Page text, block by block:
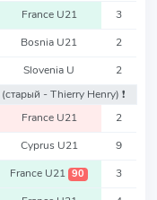
France U21 3
Bosnia U21 2
Slovenia U
2
(старый - Thierry Henry) ❗️
France U21 2
Cyprus U21 9
France U21 90 3